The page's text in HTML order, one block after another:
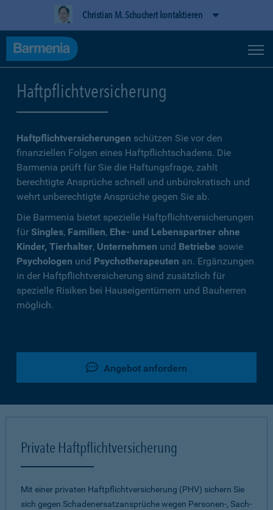
Christian M. Schuchert kontaktieren
Haftpflichtversicherung
Haftpflichtversicherungen schützen Sie vor den
finanziellen Folgen eines Haftpflichtschadens. Die
Barmenia prüft für Sie die Haftungsfrage, zahlt
berechtigte Ansprüche schnell und unbürokratisch und
wehrt unberechtigte Ansprüche gegen Sie ab.
Die Barmenia bietet spezielle Haftpflichtversicherungen
für Singles, Familien, Ehe- und Lebenspartner ohne
Kinder, Tierhalter, Unternehmen und Betriebe sowie
Psychologen und Psychotherapeuten an. Ergänzungen
in der Haftpflichtversicherung sind zusätzlich für
spezielle Risiken bei Hauseigentümern und Bauherren
möglich.
Angebot anfordern
Private Haftpflichtversicherung
Mit einer privaten Haftpflichtversicherung (PHV) sichern Sie
sich gegen Schadenersatzansprüche wegen Personen-, Sach-